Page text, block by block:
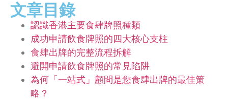
文章目錄
認識香港主要食肆牌照種類
成功申請飲食牌照的四大核心支柱
食肆出牌的完整流程拆解
避開申請飲食牌照的常見陷阱
為何「一站式」顧問是您食肆出牌的最佳策
略？